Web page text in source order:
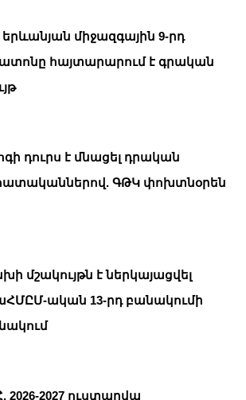
միջազգային 9-րդ
հայտարարում է գրական
դուրս է մնացել դրական
ԳԹԿ փոխտնօրեն
մշակույթն է ներկայացվել
ական 13-րդ բանակումի
2026-2027 ուստարվա